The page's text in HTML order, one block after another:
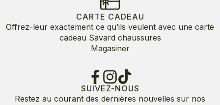
CARTE CADEAU
Offrez-leur exactement ce qu’ils veulent avec une carte
cadeau Savard chaussures
Magasiner
SUIVEZ-NOUS
Restez au courant des dernières nouvelles sur nos